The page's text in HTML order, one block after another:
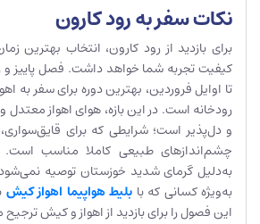
نکات سفر به رود کارون
برای بازدید از رود کارون، انتخاب
کیفیت تجربه شما خواهد داشت. فصل پاییز و
تا اوایل فروردین، بهترین دوره برای سفر به
رودخانه است. در این بازه، هوای اهواز
و دل‌پذیر است؛ شرایطی که برای
چشم‌اندازهای طبیعی کاملا مناسب است.
به‌دلیل گرمای شدید خوزستان توصیه
به‌ویژه کسانی که با بلیط هواپیما اهواز کیش
این فصول را برای بازدید از اهواز و کیش